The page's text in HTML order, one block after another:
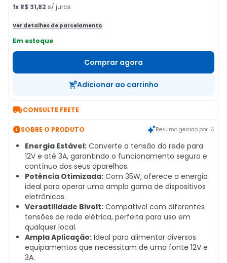
1x R$ 31,82 s/ juros
Ver detalhes de parcelamento
Em estoque
Comprar agora
Adicionar ao carrinho
CONSULTE FRETE
SOBRE O PRODUTO Resumo gerado por IA
Energia Estável: Converte a tensão da rede para
12V e até 3A, garantindo o funcionamento seguro e
contínuo dos seus aparelhos.
Potência Otimizada: Com 35W, oferece a energia
ideal para operar uma ampla gama de dispositivos
eletrônicos.
Versatilidade Bivolt: Compatível com diferentes
tensões de rede elétrica, perfeita para uso em
qualquer local.
Ampla Aplicação: Ideal para alimentar diversos
equipamentos que necessitam de uma fonte 12V e
3A.